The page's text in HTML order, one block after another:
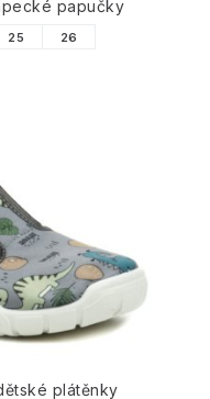
papučky
25 26
plátěnky